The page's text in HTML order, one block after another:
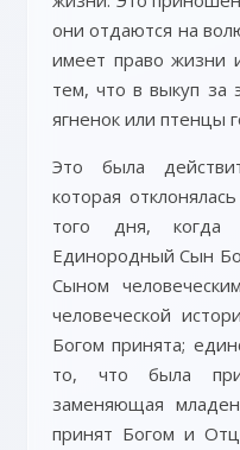
они отдаются на
имеет право жизни
тем, что в выкуп за
ягненок или птенцы
Это была
которая
того дня,
Единородный Сын
Сыном
человеческой
Богом принята;
то, что была
заменяющая
принят Богом и